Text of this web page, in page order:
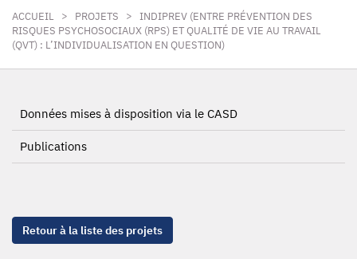
ACCUEIL > PROJETS > INDIPREV (ENTRE PRÉVENTION DES
RISQUES PSYCHOSOCIAUX (RPS) ET QUALITÉ DE VIE AU TRAVAIL
(QVT) : L’INDIVIDUALISATION EN QUESTION)
Données mises à disposition via le CASD
Publications
Retour à la liste des projets